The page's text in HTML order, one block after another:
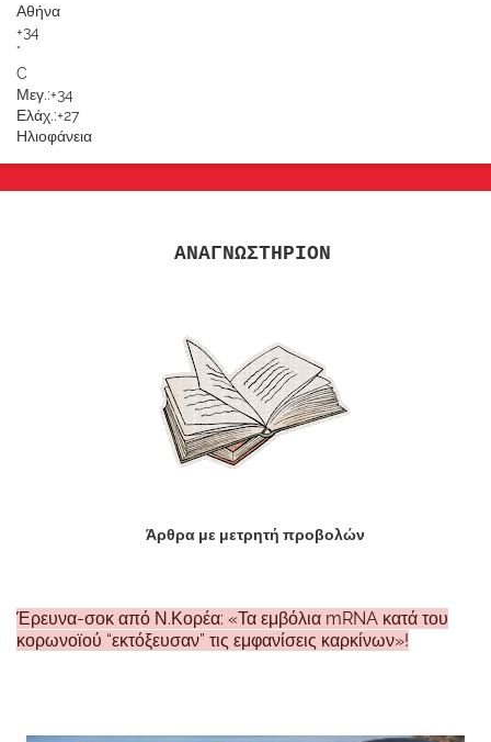
Αθήνα
+34
°
C
Μεγ.:+34
Ελάχ.:+27
Ηλιοφάνεια
ΑΝΑΓΝΩΣΤΗΡΙΟΝ
Άρθρα με μετρητή προβολών
Έρευνα-σοκ από Ν.Κορέα: «Τα εμβόλια mRNA κατά του
κορωνοϊού “εκτόξευσαν” τις εμφανίσεις καρκίνων»!